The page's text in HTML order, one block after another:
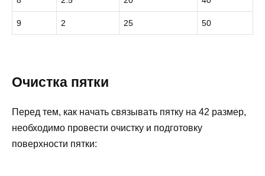
9 2 25 50
Очистка пятки
Перед тем, как начать связывать пятку на 42 размер,
необходимо провести очистку и подготовку
поверхности пятки: